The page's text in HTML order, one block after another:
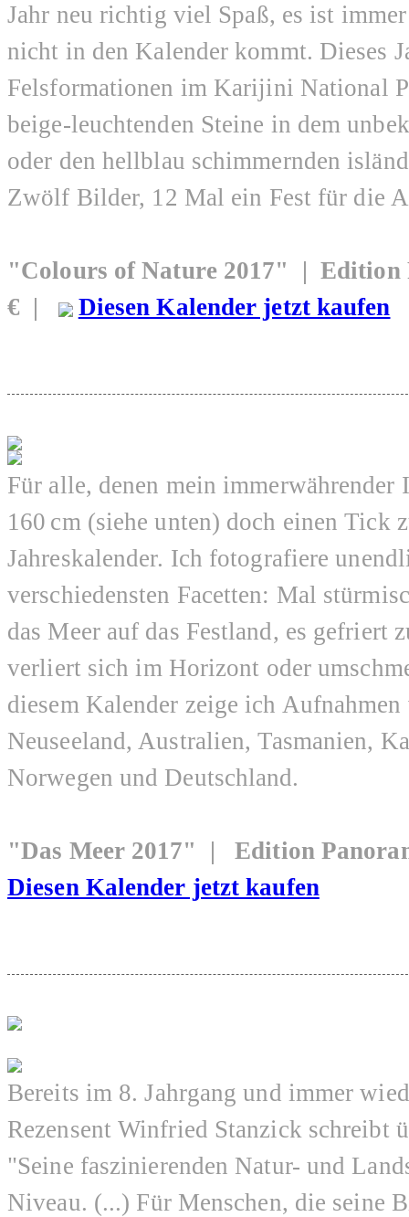
Jahr neu richtig viel Spaß, es ist
nicht in den Kalender kommt. Dieses
Felsformationen im Karijini National
beige-leuchtenden Steine in dem
oder den hellblau schimmernden
Zwölf Bilder, 12 Mal ein Fest für die
"Colours of Nature 2017" |
€ |
Diesen Kalender jetzt kaufen
Für alle, denen mein
160 cm (siehe unten) doch einen Tick
Jahreskalender. Ich fotografiere
verschiedensten Facetten: Mal
das Meer auf das Festland, es gefriert
verliert sich im Horizont oder
diesem Kalender zeige ich
Neuseeland, Australien, Tasmanien,
Norwegen und Deutschland.
"Das Meer 2017" | Edition
Diesen Kalender jetzt kaufen
Bereits im 8. Jahrgang und immer
Rezensent Winfried Stanzick schreibt
"Seine faszinierenden Natur- und
Niveau. (...) Für Menschen, die seine